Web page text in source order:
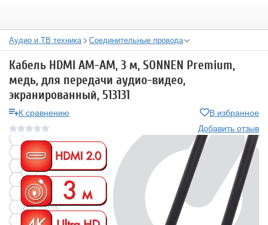
Аудио и ТВ техника Соединительные провода
Кабель HDMI AM-AM, 3 м, SONNEN Premium,
медь, для передачи аудио-видео,
экранированный, 513131
К сравнению
В избранное
Добавить отзыв